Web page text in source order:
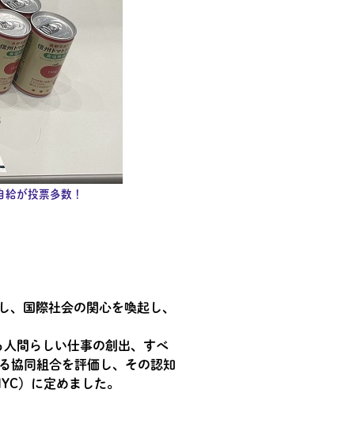
が投票多数！
国際社会の関心を喚起し、
間らしい仕事の創出、すべ
協同組合を評価し、その認知
）に定めました。